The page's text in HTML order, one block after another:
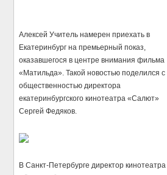
Алексей Учитель намерен приехать в
Екатеринбург на премьерный показ,
оказавшегося в центре внимания фильма
«Матильда». Такой новостью поделился с
общественностью директора
екатеринбургского кинотеатра «Салют»
Сергей Федяков.
В Санкт-Петербурге директор кинотеатра